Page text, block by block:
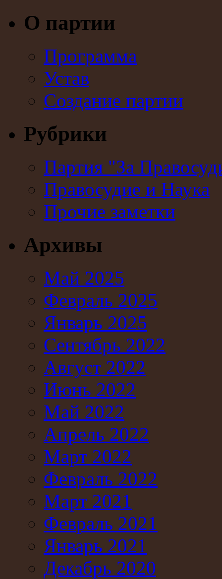
О партии
Программа
Устав
Создание партии
Рубрики
Партия "За
Правосудие и Наука
Прочие заметки
Архивы
Май 2025
Февраль 2025
Январь 2025
Сентябрь 2022
Август 2022
Июнь 2022
Май 2022
Апрель 2022
Март 2022
Февраль 2022
Март 2021
Февраль 2021
Январь 2021
Декабрь 2020